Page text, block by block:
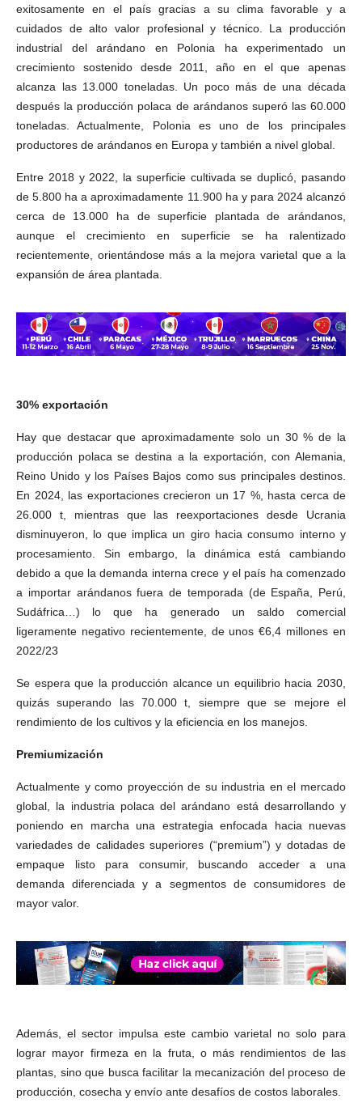
exitosamente en el país gracias a su clima favorable y a
cuidados de alto valor profesional y técnico. La producción
industrial del arándano en Polonia ha experimentado un
crecimiento sostenido desde 2011, año en el que apenas
alcanza las 13.000 toneladas. Un poco más de una década
después la producción polaca de arándanos superó las 60.000
toneladas. Actualmente, Polonia es uno de los principales
productores de arándanos en Europa y también a nivel global.
Entre 2018 y 2022, la superficie cultivada se duplicó, pasando
de 5.800 ha a aproximadamente 11.900 ha y para 2024 alcanzó
cerca de 13.000 ha de superficie plantada de arándanos,
aunque el crecimiento en superficie se ha ralentizado
recientemente, orientándose más a la mejora varietal que a la
expansión de área plantada.
30% exportación
Hay que destacar que aproximadamente solo un 30 % de la
producción polaca se destina a la exportación, con Alemania,
Reino Unido y los Países Bajos como sus principales destinos.
En 2024, las exportaciones crecieron un 17 %, hasta cerca de
26.000 t, mientras que las reexportaciones desde Ucrania
disminuyeron, lo que implica un giro hacia consumo interno y
procesamiento. Sin embargo, la dinámica está cambiando
debido a que la demanda interna crece y el país ha comenzado
a importar arándanos fuera de temporada (de España, Perú,
Sudáfrica…) lo que ha generado un saldo comercial
ligeramente negativo recientemente, de unos €6,4 millones en
2022/23
Se espera que la producción alcance un equilibrio hacia 2030,
quizás superando las 70.000 t, siempre que se mejore el
rendimiento de los cultivos y la eficiencia en los manejos.
Premiumización
Actualmente y como proyección de su industria en el mercado
global, la industria polaca del arándano está desarrollando y
poniendo en marcha una estrategia enfocada hacia nuevas
variedades de calidades superiores (“premium”) y dotadas de
empaque listo para consumir, buscando acceder a una
demanda diferenciada y a segmentos de consumidores de
mayor valor.
Además, el sector impulsa este cambio varietal no solo para
lograr mayor firmeza en la fruta, o más rendimientos de las
plantas, sino que busca facilitar la mecanización del proceso de
producción, cosecha y envío ante desafíos de costos laborales.